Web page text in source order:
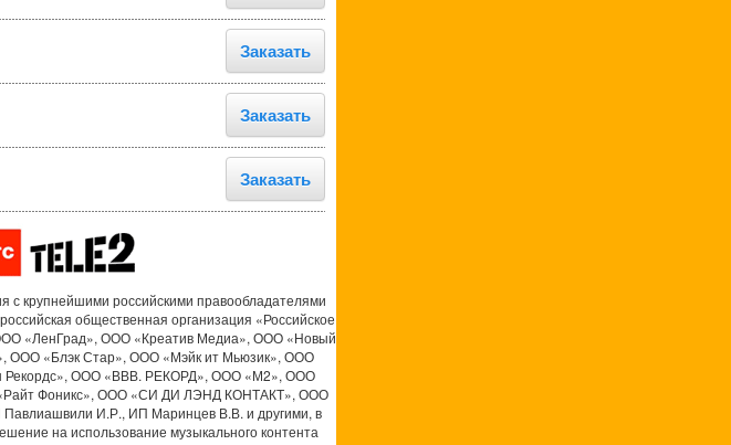
Заказать
Заказать
Заказать
крупнейшими российскими правообладателями
общественная организация «Российское
«ЛенГрад», ООО «Креатив Медиа», ООО «Новый
ООО «Блэк Стар», ООО «Мэйк ит Мьюзик», ООО
Рекордс», ООО «ВВВ. РЕКОРД», ООО «М2», ООО
Фоникс», ООО «СИ ДИ ЛЭНД КОНТАКТ», ООО
И.Р., ИП Маринцев В.В. и другими, в
на использование музыкального контента